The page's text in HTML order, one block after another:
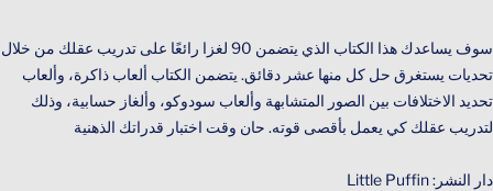
سوف يساعدك هذا الكتاب الذي يتضمن 90 لغزا رائعًا على تدريب عقلك من خلال
تحديات يستغرق حل كل منها عشر دقائق. يتضمن الكتاب ألعاب ذاكرة، وألعاب
تحديد الاختلافات بين الصور المتشابهة وألعاب سودوكو، وألغاز حسابية، وذلك
لتدريب عقلك كي يعمل بأقصى قوته. حان وقت اختبار قدراتك الذهنية
دار النشر: Little Puffin